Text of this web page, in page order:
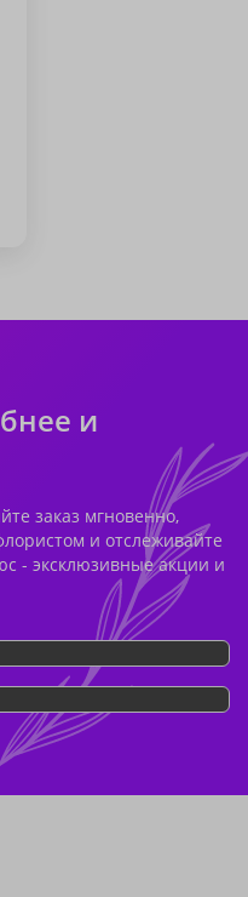
и
заказ мгновенно,
и отслеживайте
- эксклюзивные акции и